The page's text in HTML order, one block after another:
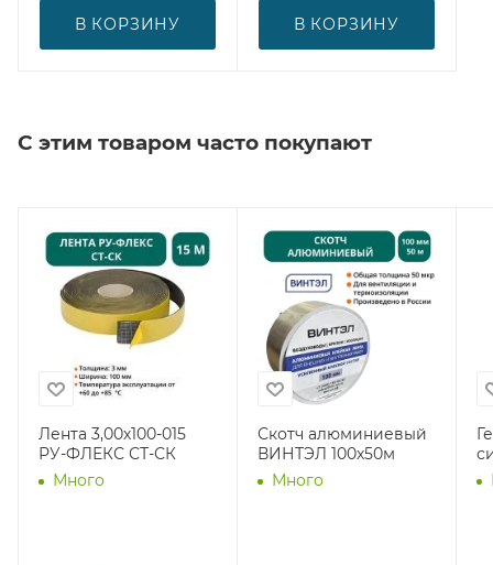
В КОРЗИНУ В КОРЗИНУ
С этим товаром часто покупают
Лента 3,00х100-015
РУ-ФЛЕКС СТ-СК
Много
Скотч алюминиевый
ВИНТЭЛ 100х50м
Много